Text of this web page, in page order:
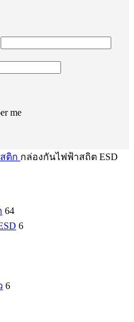
me
ติก กล่องกันไฟฟ้าสถิต ESD
64
6
6